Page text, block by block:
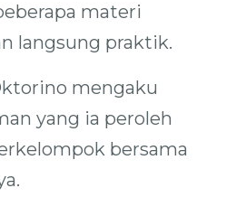
materi
langsung praktik.
mengaku
yang ia peroleh
bersama